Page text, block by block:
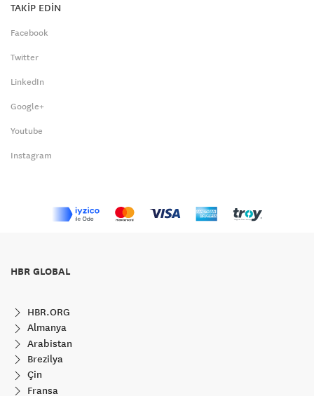
TAKİP EDİN
Facebook
Twitter
LinkedIn
Google+
Youtube
Instagram
HBR GLOBAL
HBR.ORG
Almanya
Arabistan
Brezilya
Çin
Fransa